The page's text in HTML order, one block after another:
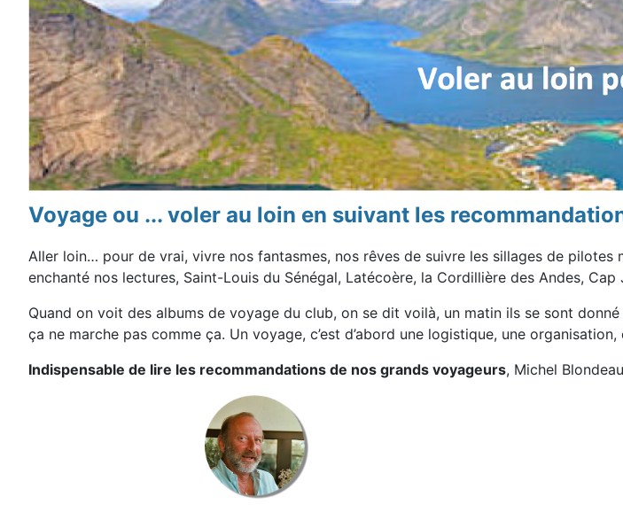
Voyage ou ... voler au loin en suivant les
Aller loin… pour de vrai, vivre nos fantasmes, nos rêves de suivre les sillages de pilotes
enchanté nos lectures, Saint-Louis du Sénégal, Latécoère, la Cordillière des Andes, Cap
Quand on voit des albums de voyage du club, on se dit voilà, un matin ils se sont
ça ne marche pas comme ça. Un voyage, c’est d’abord une logistique, une
Indispensable de lire les recommandations de nos grands voyageurs, Michel